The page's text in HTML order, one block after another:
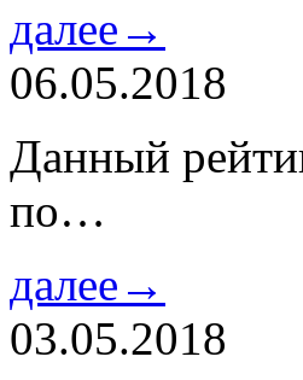
далее→
06.05.2018
Данный
по…
далее→
03.05.2018